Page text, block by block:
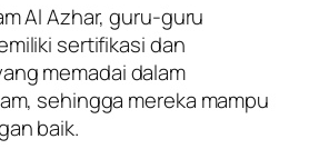
Al Azhar, guru-guru
sertifikasi dan
memadai dalam
sehingga mereka mampu
baik.